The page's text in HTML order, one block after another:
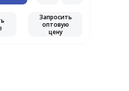
Запросить
оптовую
цену